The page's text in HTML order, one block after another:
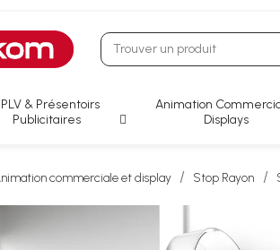
PLV & Présentoirs
Publicitaires
Animation
Displays
commerciale et display Stop Rayon